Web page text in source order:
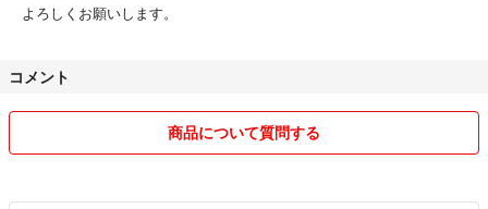
よろしくお願いします。
コメント
商品について質問する